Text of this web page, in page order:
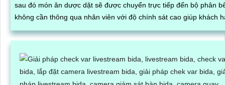
sau đó món ăn dược dặt sẽ được chuyển trực tiếp đến bộ phân
không cần thông qua nhân viên với độ chính sát cao giúp khách
dàng cập nhật trạng thái món ăn của mình